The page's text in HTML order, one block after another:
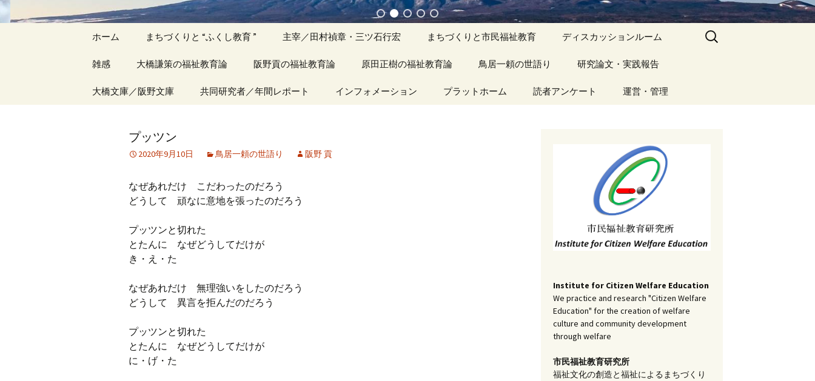
ホーム まちづくりと “ふくし教育 ” 主宰／田村禎章・三ツ石行宏 まちづくりと市民福祉教育
アーカイブ（１）
ディスカッションルーム
アーカイブ（１）
アーカイブ（４）
記事（151）～
アーカイブ（５）
記事（201）～
雑感
アーカイブ（１）
記事（51）～
アーカイブ（４）
記事（151）～
アーカイブ（５）
記事（201）～
大橋謙策の福祉教育論
アーカイブ（１）
論文
アーカイブ（４）
講演録
アーカイブ（５）
四国遍路紀行文
阪野貢の福祉教育論
アーカイブ（１）
アーカイブ（４）
社会福祉セミナー
研究業績
原田正樹の福祉教育論
アーカイブ（１）
鳥居一頼の世語り
アーカイブ（１）
研究論文・実践報告
アーカイブ（１）
アーカイブ（３）
調査報告
アーカイブ（４）
実践報告
アーカイブ（５）
コラム
大橋文庫／阪野文庫 共同研究者／年間レポート インフォメーション プラットホーム 読者アンケート 運営・管理
検
索:
プッツン
2020年9月10日 鳥居一頼の世語り 阪野 貢
なぜあれだけ こだわったのだろう
どうして 頑なに意地を張ったのだろう
プッツンと切れた
とたんに なぜどうしてだけが
き・え・た
なぜあれだけ 無理強いをしたのだろう
どうして 異言を拒んだのだろう
プッツンと切れた
とたんに なぜどうしてだけが
に・げ・た
Institute for Citizen Welfare Education
We practice and research "Citizen Welfare
Education" for the creation of welfare
culture and community development
through welfare
市民福祉教育研究所
福祉文化の創造と福祉によるまちづくり